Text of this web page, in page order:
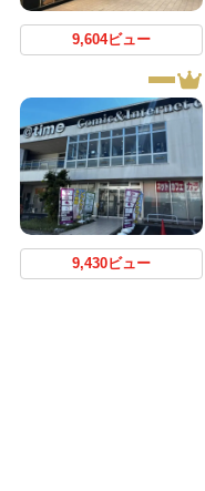
9,604ビュー
9,430ビュー